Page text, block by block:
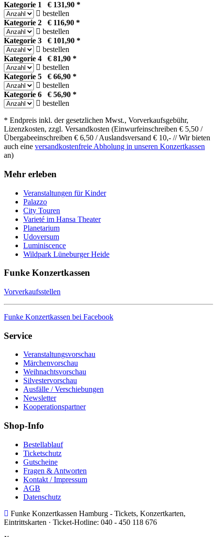
Kategorie 1 € 131,90 *
bestellen
Kategorie 2 € 116,90 *
bestellen
Kategorie 3 € 101,90 *
bestellen
Kategorie 4 € 81,90 *
bestellen
Kategorie 5 € 66,90 *
bestellen
Kategorie 6 € 56,90 *
bestellen
* Endpreis inkl. der gesetzlichen Mwst., Vorverkaufsgebühr,
Lizenzkosten, zzgl. Versandkosten (Einwurfeinschreiben € 5,50 /
Übergabeeinschreiben € 6,50 / Auslandsversand € 10,- // Wir bieten
auch eine versandkostenfreie Abholung in unseren Konzertkassen
an)
Mehr erleben
Veranstaltungen für Kinder
Palazzo
City Touren
Varieté im Hansa Theater
Planetarium
Udoversum
Luminiscence
Wildpark Lüneburger Heide
Funke Konzertkassen
Vorverkaufsstellen
Funke Konzertkassen bei Facebook
Service
Veranstaltungsvorschau
Märchenvorschau
Weihnachtsvorschau
Silvestervorschau
Ausfälle / Verschiebungen
Newsletter
Kooperationspartner
Shop-Info
Bestellablauf
Ticketschutz
Gutscheine
Fragen & Antworten
Kontakt / Impressum
AGB
Datenschutz
Funke Konzertkassen Hamburg - Tickets, Konzertkarten,
Eintrittskarten · Ticket-Hotline: 040 - 450 118 676